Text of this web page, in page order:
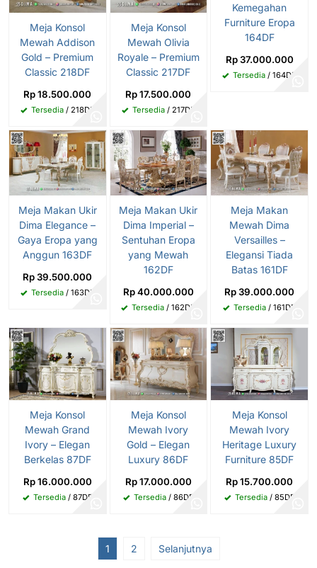
Meja Konsol
Mewah Addison
Gold – Premium
Classic 218DF
Rp 18.500.000
Tersedia/ 218DF
Meja Konsol
Mewah Olivia
Royale – Premium
Classic 217DF
Rp 17.500.000
Tersedia/ 217DF
Kemegahan
Furniture Eropa
164DF
Rp 37.000.000
Tersedia / 164DF
Meja Makan Ukir
Dima Elegance –
Gaya Eropa yang
Anggun 163DF
Rp 39.500.000
Tersedia/ 163DF
Meja Makan Ukir
Dima Imperial –
Sentuhan Eropa
yang Mewah
162DF
Rp 40.000.000
Tersedia / 162DF
Meja Makan
Mewah Dima
Versailles –
Elegansi Tiada
Batas 161DF
Rp 39.000.000
Tersedia / 161DF
Meja Konsol
Mewah Grand
Ivory – Elegan
Berkelas 87DF
Rp 16.000.000
Tersedia/ 87DF
Meja Konsol
Mewah Ivory
Gold – Elegan
Luxury 86DF
Rp 17.000.000
Tersedia/ 86DF
Meja Konsol
Mewah Ivory
Heritage Luxury
Furniture 85DF
Rp 15.700.000
Tersedia/ 85DF
1 2 Selanjutnya